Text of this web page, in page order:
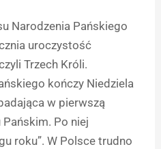
Narodzenia Pańskiego
uroczystość
Trzech Króli.
kończy Niedziela
w pierwszą
Po niej
roku”. W Polsce trudno